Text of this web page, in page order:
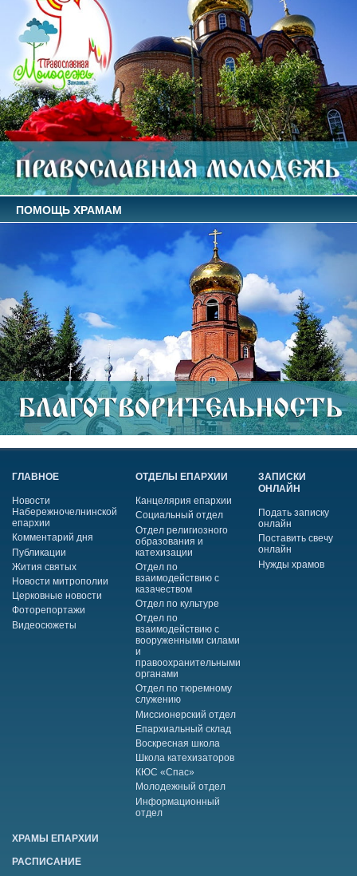
ПОМОЩЬ ХРАМАМ
ГЛАВНОЕ
Новости
Набережночелнинской
епархии
Комментарий дня
Публикации
Жития святых
Новости митрополии
Церковные новости
Фоторепортажи
Видеосюжеты
ОТДЕЛЫ ЕПАРХИИ
Канцелярия епархии
Социальный отдел
Отдел религиозного
образования и
катехизации
Отдел по
взаимодействию с
казачеством
Отдел по культуре
Отдел по
взаимодействию с
вооруженными силами
и
правоохранительными
органами
Отдел по тюремному
служению
Миссионерский отдел
Епархиальный склад
Воскресная школа
Школа катехизаторов
КЮС «Спас»
Молодежный отдел
Информационный
отдел
ЗАПИСКИ
ОНЛАЙН
Подать записку
онлайн
Поставить свечу
онлайн
Нужды храмов
ХРАМЫ ЕПАРХИИ
РАСПИСАНИЕ